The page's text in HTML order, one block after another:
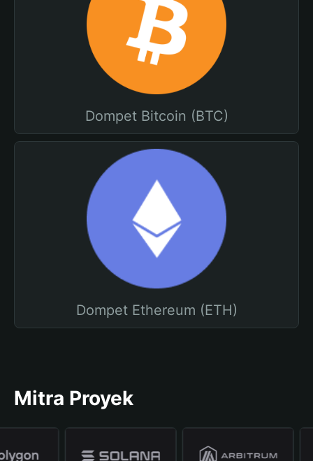
Dompet Bitcoin (BTC)
Dompet Ethereum (ETH)
Mitra Proyek